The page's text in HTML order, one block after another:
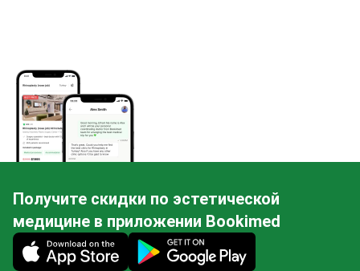
Получите скидки по эстетической
медицине в приложении Bookimed
Mobile app illustration